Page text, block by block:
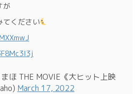
が
てください
ほ THE MOVIE《大ヒット上映
March 17, 2022